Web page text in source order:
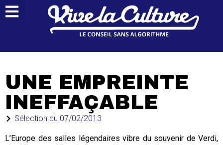
UNE EMPREINTE
INEFFAÇABLE
Sélection du 07/02/2013
L’Europe des salles légendaires vibre du souvenir de Verdi,